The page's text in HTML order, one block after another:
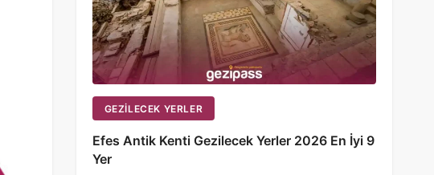
GEZILECEK YERLER
Efes Antik Kenti Gezilecek Yerler 2026 En İyi 9
Yer